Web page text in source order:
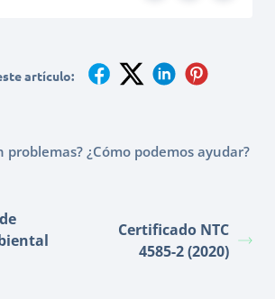
artículo:
problemas? ¿Cómo podemos ayudar?
Certificado NTC
4585-2 (2020)